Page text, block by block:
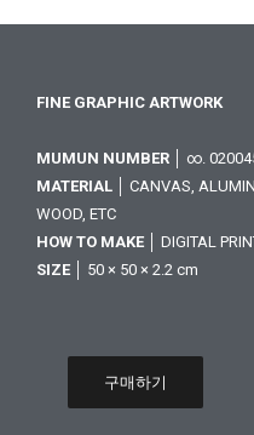
FINE GRAPHIC ARTWORK
MUMUN NUMBER │ ∞.
MATERIAL │ CANVAS,
WOOD, ETC
HOW TO MAKE │ DIGITAL
SIZE │ 50 × 50 × 2.2 cm
구매하기